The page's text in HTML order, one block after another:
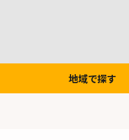
地域で探す